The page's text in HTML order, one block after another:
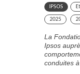
IPSOS
2025
La
Ipsos
conduites